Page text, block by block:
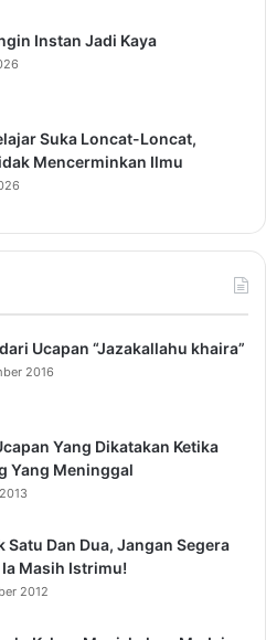
Instan Jadi Kaya
Suka Loncat-Loncat,
Mencerminkan Ilmu
Ucapan “Jazakallahu khaira”
2016
Yang Dikatakan Ketika
Yang Meninggal
Satu Dan Dua, Jangan Segera
Masih Istrimu!
2012